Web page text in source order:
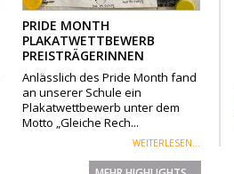
PRIDE MONTH
PLAKATWETTBEWERB
PREISTRÄGERINNEN
Anlässlich des Pride Month fand
an unserer Schule ein
Plakatwettbewerb unter dem
Motto „Gleiche Rech...
WEITERLESEN...